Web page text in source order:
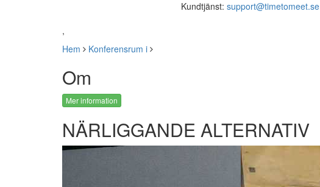
Kundtjänst: support@timetomeet.se
,
Hem
Konferensrum i
Om
Mer information
NÄRLIGGANDE ALTERNATIV